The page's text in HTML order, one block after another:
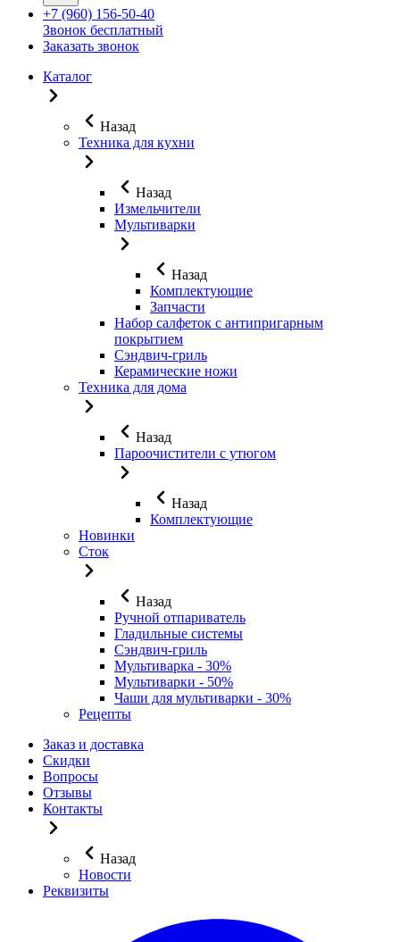
+7 (960) 156-50-40
Звонок бесплатный
Заказать звонок
Каталог
Назад
Техника для кухни
Назад
Измельчители
Мультиварки
Назад
Комплектующие
Запчасти
Набор салфеток с антипригарным
покрытием
Сэндвич-гриль
Керамические ножи
Техника для дома
Назад
Пароочистители с утюгом
Назад
Комплектующие
Новинки
Сток
Назад
Ручной отпариватель
Гладильные системы
Сэндвич-гриль
Мультиварка - 30%
Мультиварки - 50%
Чаши для мультиварки - 30%
Рецепты
Заказ и доставка
Скидки
Вопросы
Отзывы
Контакты
Назад
Новости
Реквизиты